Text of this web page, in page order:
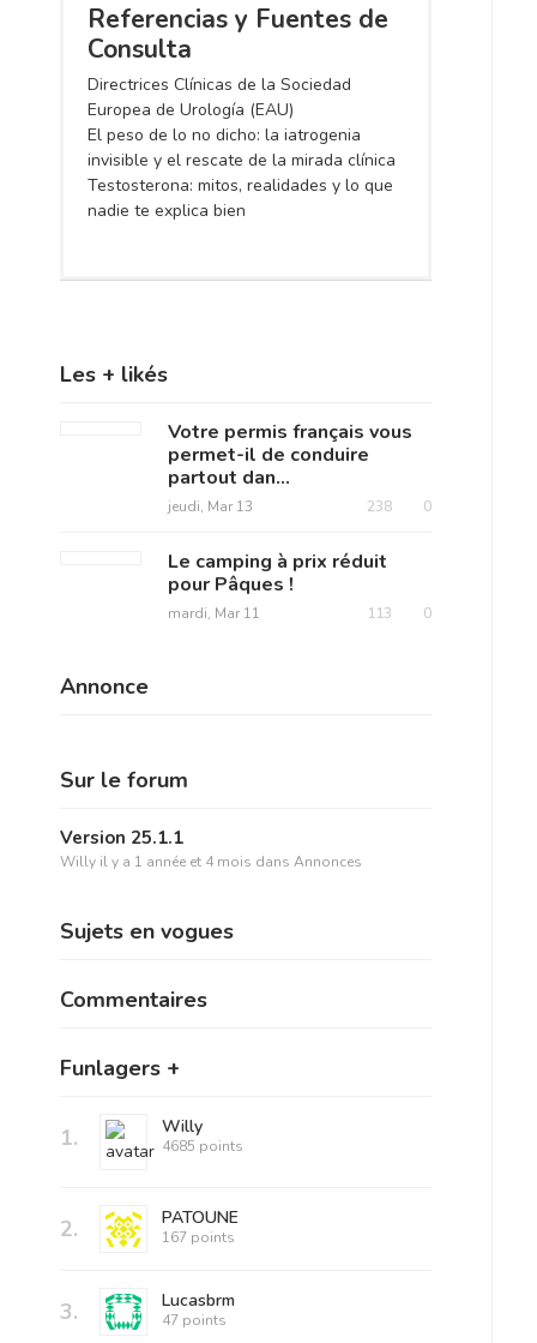
Referencias y Fuentes de
Consulta
Directrices Clínicas de la Sociedad
Europea de Urología (EAU)
El peso de lo no dicho: la iatrogenia
invisible y el rescate de la mirada clínica
Testosterona: mitos, realidades y lo que
nadie te explica bien
Les + likés
Votre permis français vous
permet-il de conduire
partout dan...
jeudi, Mar 13 0
238
Le camping à prix réduit
pour Pâques !
mardi, Mar 11 0
113
Annonce
Sur le forum
Version 25.1.1
Willy il y a 1 année et 4 mois dans Annonces
Sujets en vogues
Commentaires
Funlagers +
1. Willy
4685 points
2. PATOUNE
167 points
3. Lucasbrm
47 points